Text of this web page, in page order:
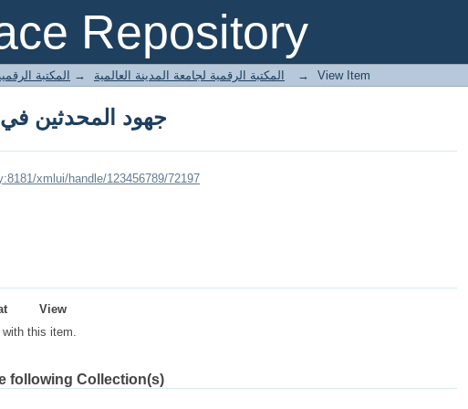
Repository
جهود المحدثين
E-Books المكتبة الرقمية لجامعة المدينة العالمية → المكتبة → View Item
جهود المحدثين
xmlui/handle/123456789/72197
View
this item.
following Collection(s)